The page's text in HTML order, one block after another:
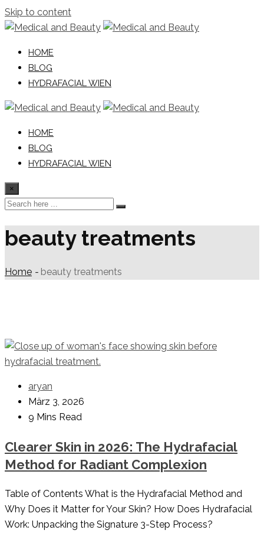
Skip to content
HOME
BLOG
HYDRAFACIAL WIEN
HOME
BLOG
HYDRAFACIAL WIEN
×
beauty treatments
Home - beauty treatments
aryan
März 3, 2026
9 Mins Read
Clearer Skin in 2026: The Hydrafacial
Method for Radiant Complexion
Table of Contents What is the Hydrafacial Method and
Why Does it Matter for Your Skin? How Does Hydrafacial
Work: Unpacking the Signature 3-Step Process?